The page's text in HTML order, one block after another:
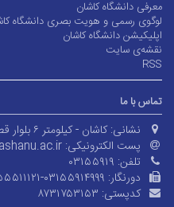
معرفی دانشگاه کاشان
لوگوی رسمی و هویت بصری دانشگاه
اپلیکیشن دانشگاه کاشان
نقشه‌ی سایت
RSS
تماس با ما
نشانی: کاشان - کیلومتر ۶ بلوار قطب راوندی
پست الکترونیکی:
تلفن: ۰۳۱۵۵۹۱۹
دورنگار: ۰۳۱۵۵۵۱۱۱۲۱-
کدپستی: ۸۷۳۱۷۵۳۱۵۳